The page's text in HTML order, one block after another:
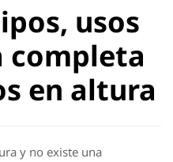
usos
en altura
y no existe una